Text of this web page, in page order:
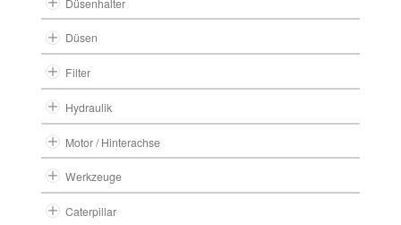
Düsen
Filter
Hydraulik
Motor / Hinterachse
Werkzeuge
Caterpillar